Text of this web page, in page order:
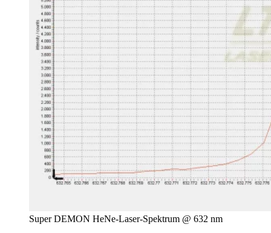
Super DEMON HeNe-Laser-Spektrum @ 632 nm